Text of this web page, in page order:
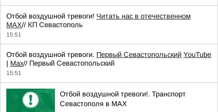
Отбой воздушной тревоги! Читать нас в отечественном
MAX// КП Севастополь
15:51
Отбой воздушной тревоги. Первый Севастопольский YouTube
| Max// Первый Севастопольский
15:51
Отбой воздушной тревоги!. Транспорт
Севастополя в MAX